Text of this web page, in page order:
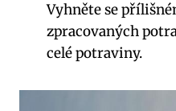
Vyhněte se
zpracovaných
celé potraviny.